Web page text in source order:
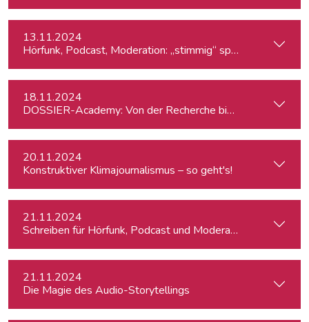
13.11.2024
Hörfunk, Podcast, Moderation: „stimmig“ sprechen
18.11.2024
DOSSIER-Academy: Von der Recherche bis zur
20.11.2024
Konstruktiver Klimajournalismus – so geht's!
21.11.2024
Schreiben für Hörfunk, Podcast und Moderation
21.11.2024
Die Magie des Audio-Storytellings